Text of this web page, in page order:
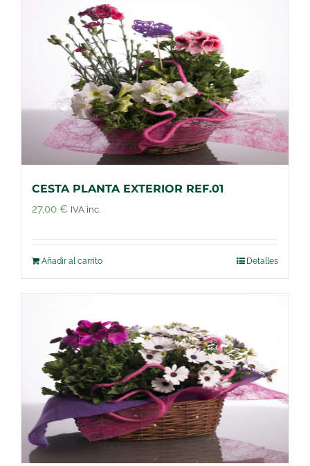
CESTA PLANTA EXTERIOR REF.01
27,00 € IVA inc.
Añadir al carrito Detalles